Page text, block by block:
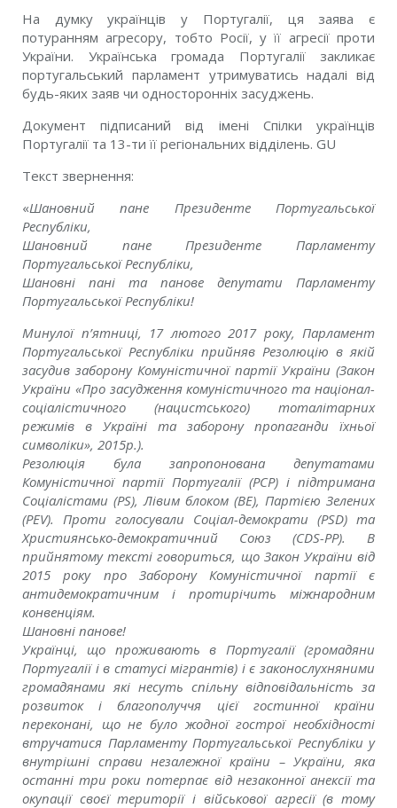
На думку українців у Португалії, ця заява є
потуранням агресору, тобто Росії, у її агресії проти
України. Українська громада Португалії закликає
португальський парламент утримуватись надалі від
будь-яких заяв чи односторонніх засуджень.
Документ підписаний від імені Спілки українців
Португалії та 13-ти її регіональних відділень. GU
Текст звернення:
«Шановний пане Президенте Португальської
Республіки,
Шановний пане Президенте Парламенту
Португальської Республіки,
Шановні пані та панове депутати Парламенту
Португальської Республіки!
Минулої п’ятниці, 17 лютого 2017 року, Парламент
Португальської Республіки прийняв Резолюцію в якій
засудив заборону Комуністичної партії України (Закон
України «Про засудження комуністичного та націонал-
соціалістичного (нацистського) тоталітарних
режимів в Україні та заборону пропаганди їхньої
символіки», 2015р.).
Резолюція була запропонована депутатами
Комуністичної партії Португалії (PCP) і підтримана
Соціалістами (PS), Лівим блоком (BE), Партією Зелених
(PEV). Проти голосували Соціал-демократи (PSD) та
Християнсько-демократичний Союз (CDS-PP). В
прийнятому тексті говориться, що Закон України від
2015 року про Заборону Комуністичної партії є
антидемократичним і протирічить міжнародним
конвенціям.
Шановні панове!
Українці, що проживають в Португалії (громадяни
Португалії і в статусі мігрантів) і є законослухняними
громадянами які несуть спільну відповідальність за
розвиток і благополуччя цієї гостинної країни
переконані, що не було жодної гострої необхідності
втручатися Парламенту Португальської Республіки у
внутрішні справи незалежної країни – України, яка
останні три роки потерпає від незаконної анексії та
окупації своєї території і військової агресії (в тому